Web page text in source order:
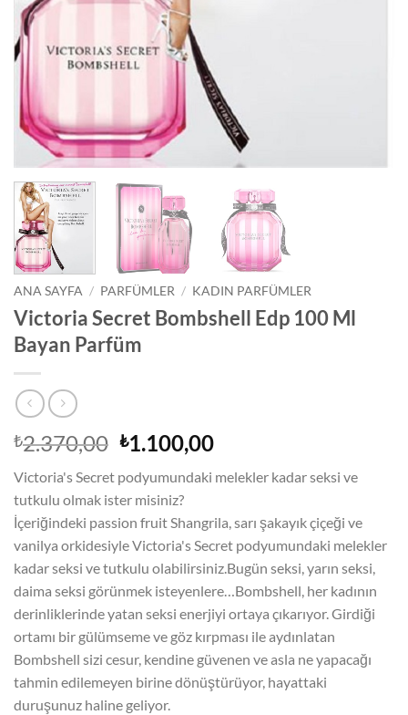
ANA SAYFA / PARFÜMLER / KADIN PARFÜMLER
Victoria Secret Bombshell Edp 100 Ml
Bayan Parfüm
₺2.370,00 Orijinal
₺2.370,00.
₺1.100,00Şu
fiyat:
Victoria's Secret podyumundaki melekler kadar seksi ve
tutkulu olmak ister misiniz?
İçeriğindeki passion fruit Shangrila, sarı şakayık çiçeği ve
vanilya orkidesiyle Victoria's Secret podyumundaki melekler
kadar seksi ve tutkulu olabilirsiniz.Bugün seksi, yarın seksi,
daima seksi görünmek isteyenlere…Bombshell, her kadının
derinliklerinde yatan seksi enerjiyi ortaya çıkarıyor. Girdiği
ortamı bir gülümseme ve göz kırpması ile aydınlatan
Bombshell sizi cesur, kendine güvenen ve asla ne yapacağı
tahmin edilemeyen birine dönüştürüyor, hayattaki
duruşunuz haline geliyor.